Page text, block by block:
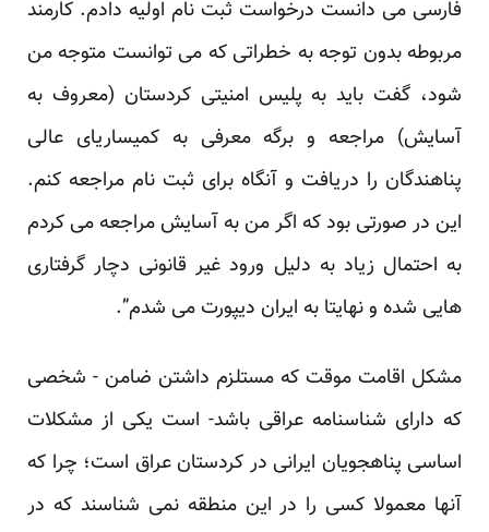
فارسی می دانست درخواست ثبت نام اولیه دادم. کارمند
مربوطه بدون توجه به خطراتی که می توانست متوجه من
شود، گفت باید به پلیس امنیتی کردستان (معروف به
آسایش) مراجعه و برگه معرفی به کمیساریای عالی
پناهندگان را دریافت و آنگاه برای ثبت نام مراجعه کنم.
این در صورتی بود که اگر من به آسایش مراجعه می کردم
به احتمال زیاد به دلیل ورود غیر قانونی دچار گرفتاری
هایی شده و نهایتا به ایران دیپورت می شدم”.
مشکل اقامت موقت که مستلزم داشتن ضامن - شخصی
که دارای شناسنامه عراقی باشد- است یکی از مشکلات
اساسی پناهجویان ایرانی در کردستان عراق است؛ چرا که
آنها معمولا کسی را در این منطقه نمی شناسند که در